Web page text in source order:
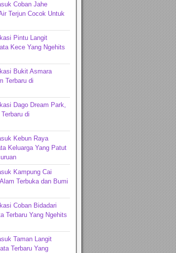
Coban Jahe
Terjun Cocok Untuk
Pintu Langit
Kece Yang Ngehits
Bukit Asmara
Terbaru di
Dago Dream Park,
di
Kebun Raya
Keluarga Yang Patut
Kampung Cai
Terbuka dan Bumi
Coban Bidadari
Terbaru Yang Ngehits
Taman Langit
Terbaru Yang